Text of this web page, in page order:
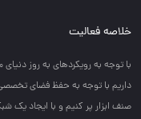
خلاصه فعالیت
با توجه به رويكردهاي به روز
داريم با توجه به حفظ فضاي تخصصي
صنف ابزار پر كنيم و با ايجاد يك